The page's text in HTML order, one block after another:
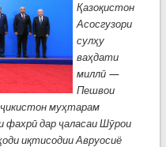
Қазоқистон
Асосгузори
сулҳу
ваҳдати
миллӣ —
Пешвои
муҳтарам
фахрӣ дар ҷаласаи Шӯрои
иқтисодии Авруосиё